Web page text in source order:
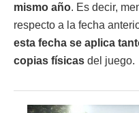
mismo año. Es decir,
respecto a la fecha
esta fecha se aplica
copias físicas del juego.